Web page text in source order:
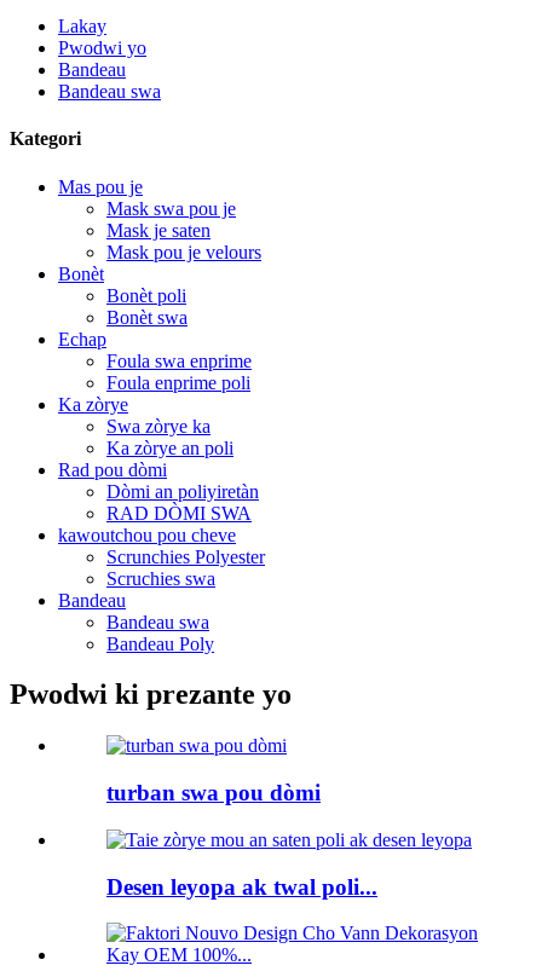
Lakay
Pwodwi yo
Bandeau
Bandeau swa
Kategori
Mas pou je
Mask swa pou je
Mask je saten
Mask pou je velours
Bonèt
Bonèt poli
Bonèt swa
Echap
Foula swa enprime
Foula enprime poli
Ka zòrye
Swa zòrye ka
Ka zòrye an poli
Rad pou dòmi
Dòmi an poliyiretàn
RAD DÒMI SWA
kawoutchou pou cheve
Scrunchies Polyester
Scruchies swa
Bandeau
Bandeau swa
Bandeau Poly
Pwodwi ki prezante yo
turban swa pou dòmi
Desen leyopa ak twal poli...